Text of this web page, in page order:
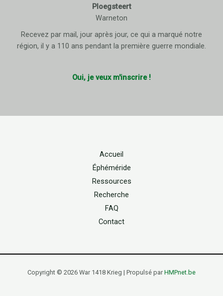
Ploegsteert
Warneton
Recevez par mail, jour après jour, ce qui a marqué notre
région, il y a 110 ans pendant la première guerre mondiale.
Oui, je veux m'inscrire !
Accueil
Éphéméride
Ressources
Recherche
FAQ
Contact
Copyright © 2026 War 1418 Krieg | Propulsé par HMPnet.be